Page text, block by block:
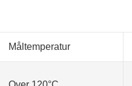
Måltemperatur